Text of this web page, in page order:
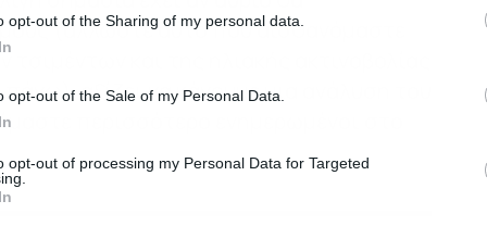
opt-out of the Sharing of my personal data.
opt-out of the Sale of my Personal Data.
opt-out of processing my Personal Data for Targeted
(άλλωστε αυτό που αισθανόμαστε
και της ηλιακής ακτινοβολίας
αξίζει να κάνουμε μια ανάλυση του
περισσότερο ενημερωμένοι στο